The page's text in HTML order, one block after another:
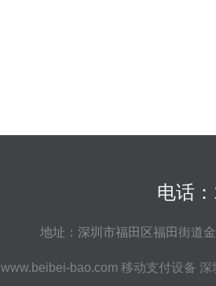
电话
地址：深圳市福田区福田街道
www.beibei-bao.com 移动支付设备 深